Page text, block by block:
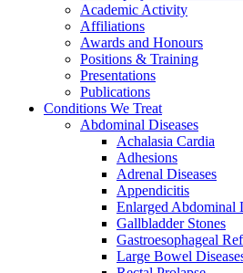
Academic Activity
Affiliations
Awards and Honours
Positions & Training
Presentations
Publications
Conditions We Treat
Abdominal Diseases
Achalasia Cardia
Adhesions
Adrenal Diseases
Appendicitis
Enlarged Abdominal
Gallbladder Stones
Gastroesophageal
Large Bowel